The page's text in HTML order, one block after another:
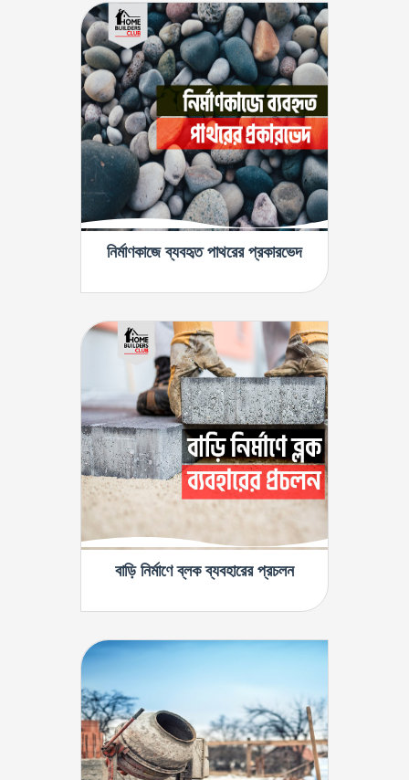
নির্মাণকাজে ব্যবহৃত পাথরের প্রকারভেদ
বাড়ি নির্মাণে ব্লক ব্যবহারের প্রচলন